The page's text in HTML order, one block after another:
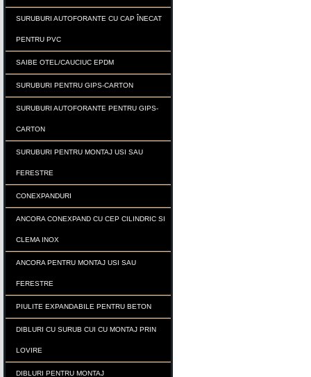
SURUBURI AUTOFORANTE CU CAP ÎNECAT
PENTRU PVC
SAIBE OTEL/CAUCIUC EPDM
SURUBURI PENTRU GIPS-CARTON
SURUBURI AUTOFORANTE PENTRU GIPS-
CARTON
SURUBURI PENTRU MONTAJ USI SAU
FERESTRE
CONEXPANDURI
ANCORA CONEXPAND CU CEP CILINDRIC SI
CLEMA INOX
ANCORA PENTRU MONTAJ USI SAU
FERESTRE
PIULITE EXPANDABILE PENTRU BETON
DIBLURI CU SURUB CUI CU MONTAJ PRIN
LOVIRE
DIBLURI PENTRU MONTAJ